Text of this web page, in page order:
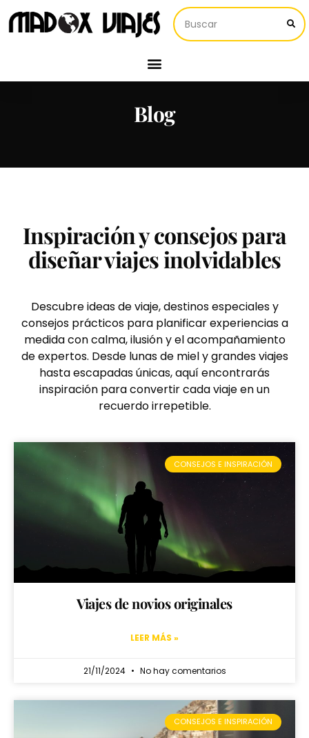
Blog
Inspiración y consejos para
diseñar viajes inolvidables
Descubre ideas de viaje, destinos especiales y
consejos prácticos para planificar experiencias a
medida con calma, ilusión y el acompañamiento
de expertos. Desde lunas de miel y grandes viajes
hasta escapadas únicas, aquí encontrarás
inspiración para convertir cada viaje en un
recuerdo irrepetible.
CONSEJOS E INSPIRACIÓN
Viajes de novios originales
LEER MÁS »
21/11/2024 No hay comentarios
CONSEJOS E INSPIRACIÓN